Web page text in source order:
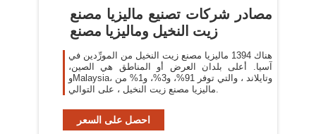
مصادر شركات تصنيع ماليزيا مصنع
زيت النخيل وماليزيا مصنع
هناك 1394 ماليزيا مصنع زيت النخيل من المورِّدين في
آسيا. أعلى بلدان العرض أو المناطق هي الصين،
وMalaysia، وتايلاند ، والتي توفر 91%، و3%، و1% من
ماليزيا مصنع زيت النخيل ، على التوالي.
احصل على السعر